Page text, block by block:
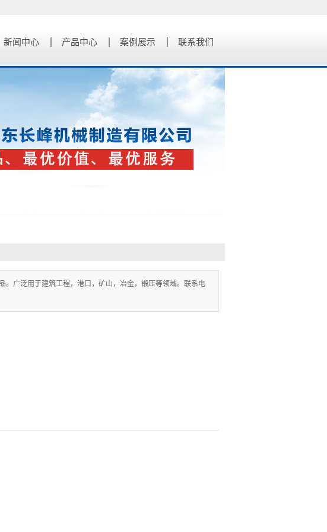
新闻中心 产品中心
分配器
阀门
加油泵
气动泵
案例展示 联系我们
广泛用于建筑工程，港口，矿山，冶金，锻压等领域。联系电